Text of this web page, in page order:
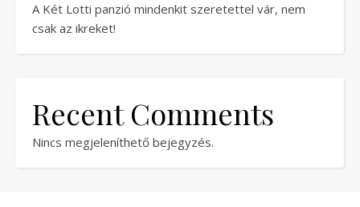
A Két Lotti panzió mindenkit szeretettel vár, nem
csak az ikreket!
Recent Comments
Nincs megjeleníthető bejegyzés.